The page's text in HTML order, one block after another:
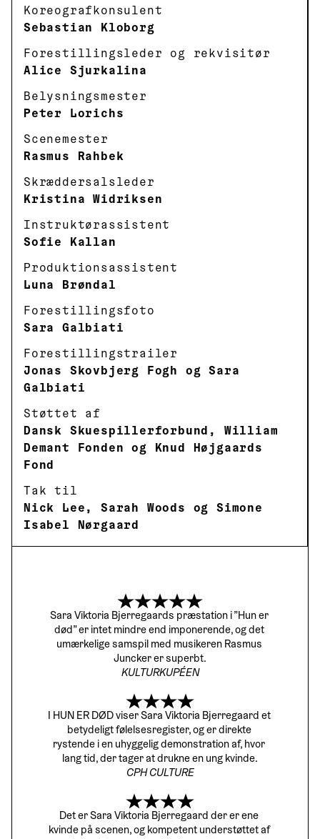
Koreografkonsulent
Sebastian Kloborg
Forestillingsleder og rekvisitør
Alice Sjurkalina
Belysningsmester
Peter Lorichs
Scenemester
Rasmus Rahbek
Skræddersalsleder
Kristina Widriksen
Instruktørassistent
Sofie Kallan
Produktionsassistent
Luna Brøndal
Forestillingsfoto
Sara Galbiati
Forestillingstrailer
Jonas Skovbjerg Fogh og Sara
Galbiati
Støttet af
Dansk Skuespillerforbund, William
Demant Fonden og Knud Højgaards
Fond
Tak til
Nick Lee, Sarah Woods og Simone
Isabel Nørgaard
Sara Viktoria Bjerregaards præstation i ”Hun er
død” er intet mindre end imponerende, og det
umærkelige samspil med musikeren Rasmus
Juncker er superbt.
KULTURKUPÉEN
I HUN ER DØD viser Sara Viktoria Bjerregaard et
betydeligt følelsesregister, og er direkte
rystende i en uhyggelig demonstration af, hvor
lang tid, der tager at drukne en ung kvinde.
CPH CULTURE
Det er Sara Viktoria Bjerregaard der er ene
kvinde på scenen, og kompetent understøttet af